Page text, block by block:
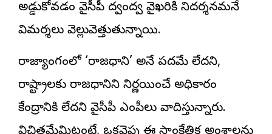
అడ్డుకోవడం వైసీపీ ద్వంద్వ వైఖరికి నిదర్శనమనే
విమర్శలు వెల్లువెత్తుతున్నాయి.
రాజ్యాంగంలో ‘రాజధాని’ అనే పదమే లేదని,
రాష్ట్రాలకు రాజధానిని నిర్ణయించే అధికారం
కేంద్రానికి లేదని వైసీపీ ఎంపీలు వాదిస్తున్నారు.